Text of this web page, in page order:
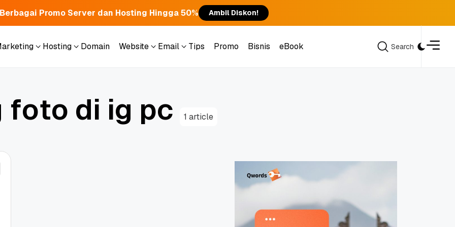
Promo Server dan Hosting Hingga 50% Ambil Diskon!
Hosting
Domain
Website
Email
Tips
Promo
Bisnis
eBook
Search
foto di ig pc 1 article